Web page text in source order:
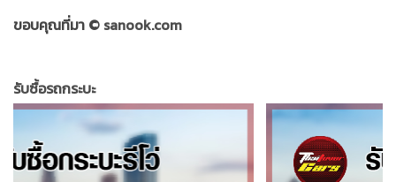
ขอบคุณที่มา © sanook.com
รับซื้อรถกระบะ